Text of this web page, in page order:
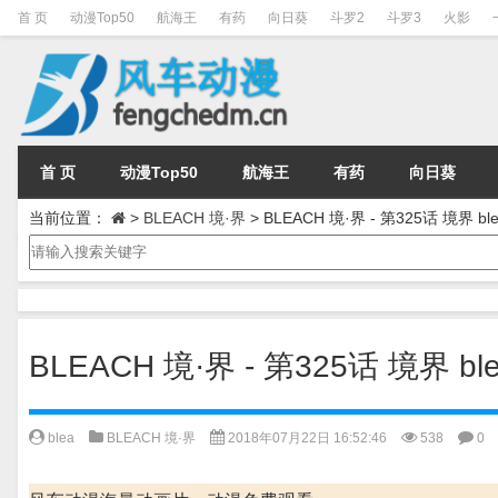
首 页 动漫Top50 航海王 有药 向日葵 斗罗2 斗罗3 火影
首 页 动漫Top50 航海王 有药 向日葵
当前位置： > BLEACH 境·界 > BLEACH 境·界 - 第325话 境界
BLEACH 境·界 - 第325话 境界
blea BLEACH 境·界 2018年07月22日 16:52:46 538 0